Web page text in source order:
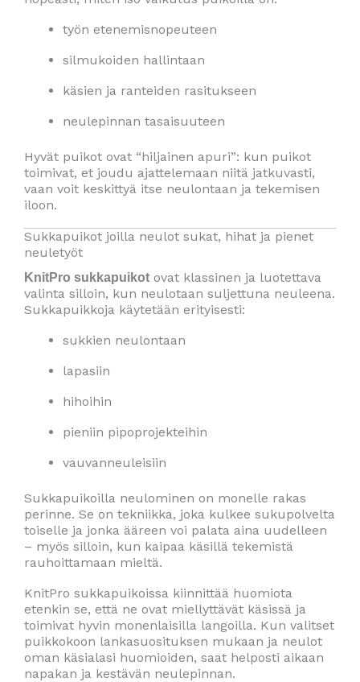
työn etenemisnopeuteen
silmukoiden hallintaan
käsien ja ranteiden rasitukseen
neulepinnan tasaisuuteen
Hyvät puikot ovat “hiljainen apuri”: kun puikot
toimivat, et joudu ajattelemaan niitä jatkuvasti,
vaan voit keskittyä itse neulontaan ja tekemisen
iloon.
Sukkapuikot joilla neulot sukat, hihat ja pienet
neuletyöt
KnitPro sukkapuikot ovat klassinen ja luotettava
valinta silloin, kun neulotaan suljettuna neuleena.
Sukkapuikkoja käytetään erityisesti:
sukkien neulontaan
lapasiin
hihoihin
pieniin pipoprojekteihin
vauvanneuleisiin
Sukkapuikoilla neulominen on monelle rakas
perinne. Se on tekniikka, joka kulkee sukupolvelta
toiselle ja jonka ääreen voi palata aina uudelleen
– myös silloin, kun kaipaa käsillä tekemistä
rauhoittamaan mieltä.
KnitPro sukkapuikoissa kiinnittää huomiota
etenkin se, että ne ovat miellyttävät käsissä ja
toimivat hyvin monenlaisilla langoilla. Kun valitset
puikkokoon lankasuosituksen mukaan ja neulot
oman käsialasi huomioiden, saat helposti aikaan
napakan ja kestävän neulepinnan.